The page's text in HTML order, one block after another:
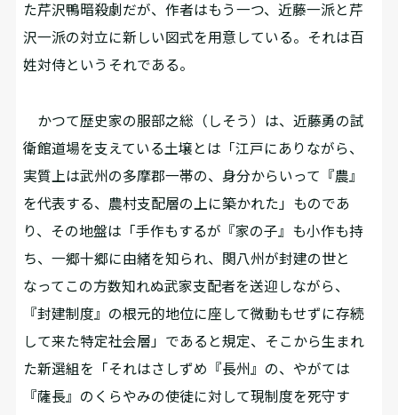
た芹沢鴨暗殺劇だが、作者はもう一つ、近藤一派と芹
沢一派の対立に新しい図式を用意している。それは百
姓対侍というそれである。
かつて歴史家の服部之総（しそう）は、近藤勇の試
衛館道場を支えている土壌とは「江戸にありながら、
実質上は武州の多摩郡一帯の、身分からいって『農』
を代表する、農村支配層の上に築かれた」ものであ
り、その地盤は「手作もするが『家の子』も小作も持
ち、一郷十郷に由緒を知られ、関八州が封建の世と
なってこの方数知れぬ武家支配者を送迎しながら、
『封建制度』の根元的地位に座して微動もせずに存続
して来た特定社会層」であると規定、そこから生まれ
た新選組を「それはさしずめ『長州』の、やがては
『薩長』のくらやみの使徒に対して現制度を死守す